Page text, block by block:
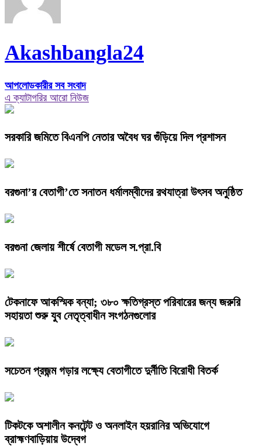
Akashbangla24
আপলোডকারীর সব সংবাদ
এ ক্যাটাগরির আরো নিউজ
সরকারি জমিতে বিএনপি নেতার অবৈধ ঘর গুঁড়িয়ে দিল প্রশাসন
বরগুনা’র বেতাগী’তে সনাতন ধর্মালম্বীদের রথযাত্রা উৎসব অনুষ্ঠিত
বরগুনা জেলায় শীর্ষে বেতাগী মডেল স.প্রা.বি
টেকনাফে আকস্মিক বন্যা; ৩৮০ ক্ষতিগ্রস্ত পরিবারের জন্য জরুরি
সহায়তা শুরু যুব নেতৃত্বাধীন সংগঠনগুলোর
সচেতন প্রজন্ম গড়ার লক্ষ্যে বেতাগীতে দুর্নীতি বিরোধী বিতর্ক
টিকটকে অশালীন কনটেন্ট ও অনলাইন হয়রানির অভিযোগে
ব্রাহ্মণবাড়িয়ায় উদ্বেগ